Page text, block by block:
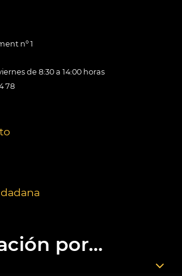
nº 1
de 8:30 a 14:00 horas
78
por...